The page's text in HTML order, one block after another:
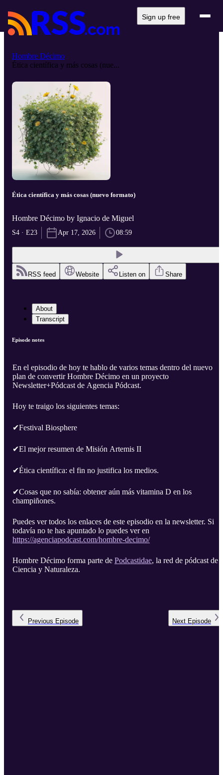
Sign up free
Hombre Décimo
Ética científica y más cosas (nue...
Ética científica y más cosas (nuevo formato)
Hombre Décimo by Ignacio de Miguel
S4 · E23 Apr 17, 2026 08:59
RSS feed Website Listen on Share
About
Transcript
Episode notes
En el episodio de hoy te hablo de varios temas dentro del nuevo
plan de convertir Hombre Décimo en un proyecto
Newsletter+Pódcast de Agencia Pódcast.
Hoy te traigo los siguientes temas:
✔Festival Biosphere
✔El mejor resumen de Misión Artemis II
✔Ética científica: el fin no justifica los medios.
✔Cosas que no sabía: obtener aún más vitamina D en los
champiñones.
Puedes ver todos los enlaces de este episodio en la newsletter. Si
todavía no te has apuntado lo puedes ver en
https://agenciapodcast.com/hombre-decimo/
Hombre Décimo forma parte de Podcastidae, la red de pódcast de
Ciencia y Naturaleza.
Previous Episode Next Episode